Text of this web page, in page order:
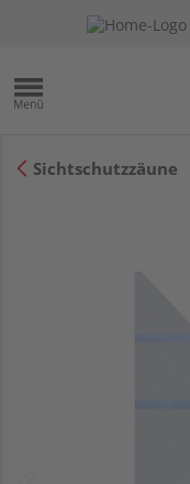
Sichtschutzzäune